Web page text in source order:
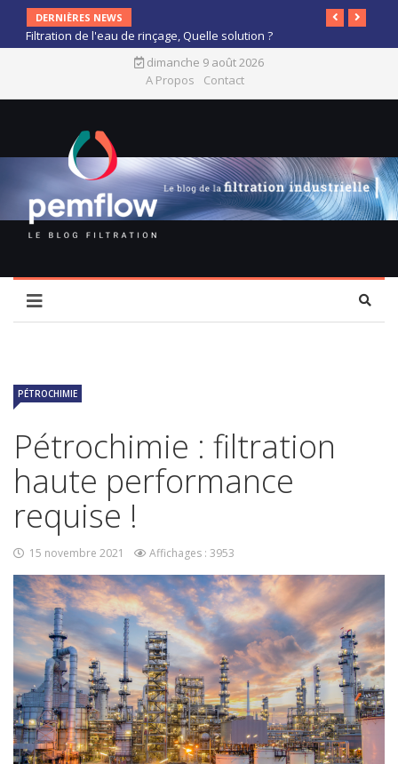
DERNIÈRES NEWS
Filtration de l'eau de rinçage, Quelle solution ?
dimanche 9 août 2026
A Propos
Contact
Pétrochimie : filtration
haute performance
requise !
PÉTROCHIMIE
15 novembre 2021 Affichages : 3953